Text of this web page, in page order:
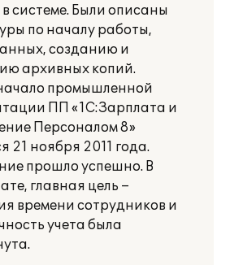
системе. Были описаны
по началу работы,
созданию и
архивных копий.
промышленной
ПП «1С:Зарплата и
Персоналом 8»
21 ноября 2011 года.
прошло успешно. В
главная цель –
времени сотрудников и
учета была